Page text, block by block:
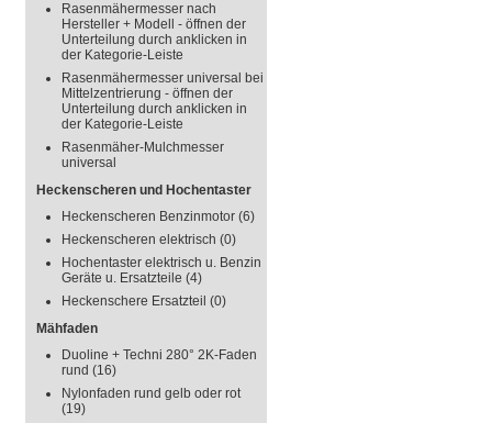
Rasenmähermesser nach
Hersteller + Modell - öffnen der
Unterteilung durch anklicken in
der Kategorie-Leiste
Rasenmähermesser universal bei
Mittelzentrierung - öffnen der
Unterteilung durch anklicken in
der Kategorie-Leiste
Rasenmäher-Mulchmesser
universal
Heckenscheren und Hochentaster
Heckenscheren Benzinmotor (6)
Heckenscheren elektrisch (0)
Hochentaster elektrisch u. Benzin
Geräte u. Ersatzteile (4)
Heckenschere Ersatzteil (0)
Mähfaden
Duoline + Techni 280° 2K-Faden
rund (16)
Nylonfaden rund gelb oder rot
(19)